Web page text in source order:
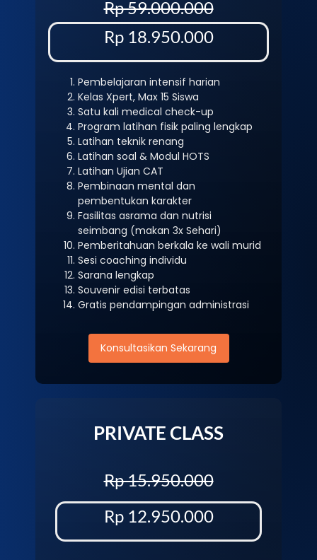
Rp 59.000.000
Rp 18.950.000
Pembelajaran intensif harian
Kelas Xpert, Max 15 Siswa
Satu kali medical check-up
Program latihan fisik paling lengkap
Latihan teknik renang
Latihan soal & Modul HOTS
Latihan Ujian CAT
Pembinaan mental dan
pembentukan karakter
Fasilitas asrama dan nutrisi
seimbang (makan 3x Sehari)
Pemberitahuan berkala ke wali murid
Sesi coaching individu
Sarana lengkap
Souvenir edisi terbatas
Gratis pendampingan administrasi
Konsultasikan Sekarang
PRIVATE CLASS
Rp 15.950.000
Rp 12.950.000